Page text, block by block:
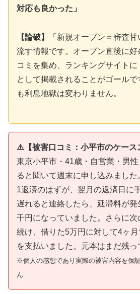
対応も良かった」
【論破】
「新規オープン＝審査
流す情報です。オープン直後に好
コミを集め、ランキングサイトに
として掲載されることがゴール
も利息地獄は変わりません。
⚠️【被害口コミ：小平市のケース
東京小平市・41歳・自営業・男
ると聞いて週末に申し込みました
1返済のはずが、翌月の返済日に
遅れると連絡したら、延滞料が
千円になっていました。さらに次
続け、借りた5万円に対して4ヶ
を支払いました。元本はまだ残っ
※個人の感想であり実際の被害内容を保
ん